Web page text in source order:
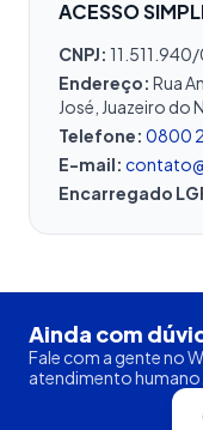
ACESSO
CNPJ:
Endereço: Rua
José, Juazeiro do
Telefone: 0800
E-mail:
Encarregado
Ainda com
Fale com a gente no
atendimento humano.